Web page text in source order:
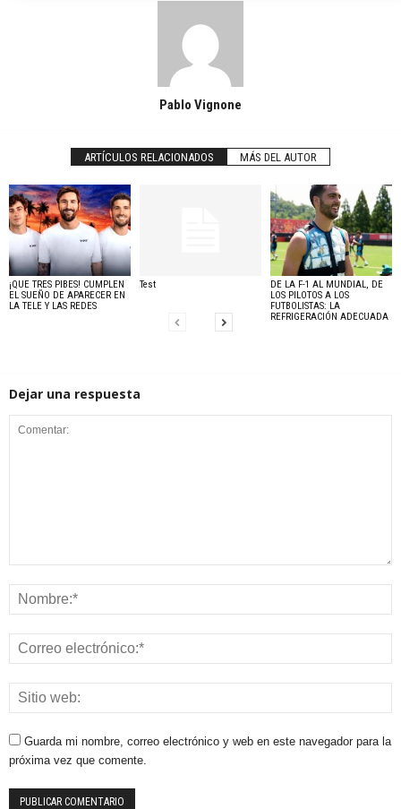
Pablo Vignone
ARTÍCULOS RELACIONADOS MÁS DEL AUTOR
¡QUE TRES PIBES! CUMPLEN
EL SUEÑO DE APARECER EN
LA TELE Y LAS REDES
Test
DE LA F-1 AL MUNDIAL, DE
LOS PILOTOS A LOS
FUTBOLISTAS: LA
REFRIGERACIÓN ADECUADA
Dejar una respuesta
Guarda mi nombre, correo electrónico y web en este navegador para la
próxima vez que comente.